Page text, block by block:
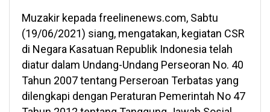
Muzakir kepada freelinenews.com, Sabtu
(19/06/2021) siang, mengatakan, kegiatan CSR
di Negara Kasatuan Republik Indonesia telah
diatur dalam Undang-Undang Perseoran No. 40
Tahun 2007 tentang Perseroan Terbatas yang
dilengkapi dengan Peraturan Pemerintah No 47